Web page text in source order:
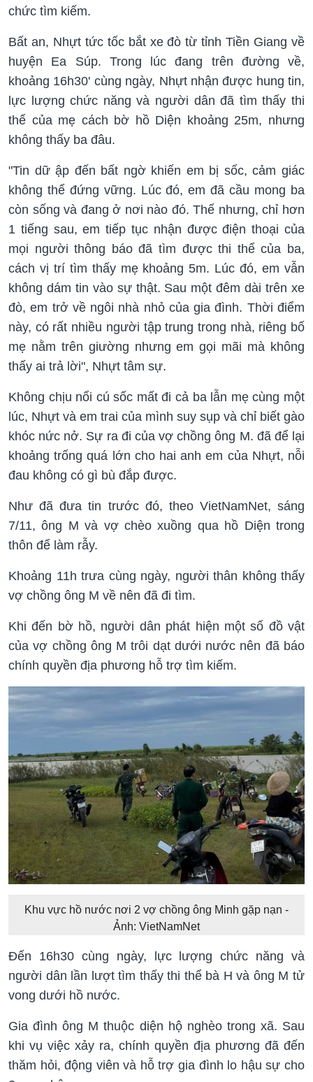
chức tìm kiếm.
Bất an, Nhựt tức tốc bắt xe đò từ tỉnh Tiền Giang về
huyện Ea Súp. Trong lúc đang trên đường về,
khoảng 16h30' cùng ngày, Nhựt nhận được hung tin,
lực lượng chức năng và người dân đã tìm thấy thi
thể của mẹ cách bờ hồ Diện khoảng 25m, nhưng
không thấy ba đâu.
"Tin dữ ập đến bất ngờ khiến em bị sốc, cảm giác
không thể đứng vững. Lúc đó, em đã cầu mong ba
còn sống và đang ở nơi nào đó. Thế nhưng, chỉ hơn
1 tiếng sau, em tiếp tục nhận được điện thoại của
mọi người thông báo đã tìm được thi thể của ba,
cách vị trí tìm thấy mẹ khoảng 5m. Lúc đó, em vẫn
không dám tin vào sự thật. Sau một đêm dài trên xe
đò, em trở về ngôi nhà nhỏ của gia đình. Thời điểm
này, có rất nhiều người tập trung trong nhà, riêng bố
mẹ nằm trên giường nhưng em gọi mãi mà không
thấy ai trả lời", Nhựt tâm sự.
Không chịu nổi cú sốc mất đi cả ba lẫn mẹ cùng một
lúc, Nhựt và em trai của mình suy sụp và chỉ biết gào
khóc nức nở. Sự ra đi của vợ chồng ông M. đã để lại
khoảng trống quá lớn cho hai anh em của Nhựt, nỗi
đau không có gì bù đắp được.
Như đã đưa tin trước đó, theo VietNamNet, sáng
7/11, ông M và vợ chèo xuồng qua hồ Diện trong
thôn để làm rẫy.
Khoảng 11h trưa cùng ngày, người thân không thấy
vợ chồng ông M về nên đã đi tìm.
Khi đến bờ hồ, người dân phát hiện một số đồ vật
của vợ chồng ông M trôi dạt dưới nước nên đã báo
chính quyền địa phương hỗ trợ tìm kiếm.
Khu vực hồ nước nơi 2 vợ chồng ông Minh gặp nạn -
Ảnh: VietNamNet
Đến 16h30 cùng ngày, lực lượng chức năng và
người dân lần lượt tìm thấy thi thể bà H và ông M tử
vong dưới hồ nước.
Gia đình ông M thuộc diện hộ nghèo trong xã. Sau
khi vụ việc xảy ra, chính quyền địa phương đã đến
thăm hỏi, động viên và hỗ trợ gia đình lo hậu sự cho